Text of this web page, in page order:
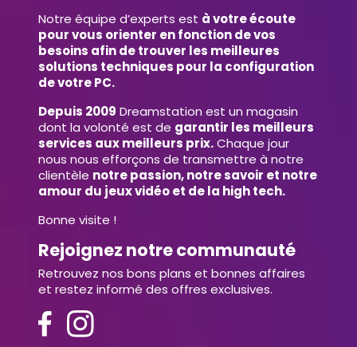
Notre équipe d’experts est à votre écoute
pour vous orienter en fonction de vos
besoins afin de trouver les meilleures
solutions techniques pour la configuration
de votre PC.
Depuis 2009 Dreamstation est un magasin
dont la volonté est de garantir les meilleurs
services aux meilleurs prix.Chaque jour
nous nous efforçons de transmettre à notre
clientèle notre passion, notre savoir et notre
amour du jeux vidéo et de la high tech.
Bonne visite !
Rejoignez notre communauté
Retrouvez nos bons plans et bonnes affaires
et restez informé des offres exclusives.